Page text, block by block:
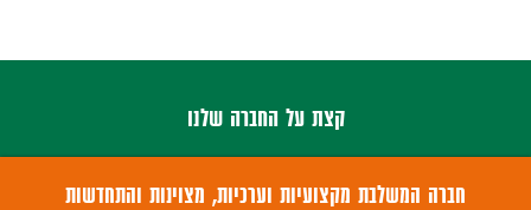
קצת על החברה שלנו
חברה המשלבת מקצועיות וערכיות, מצוינות והתחדשות